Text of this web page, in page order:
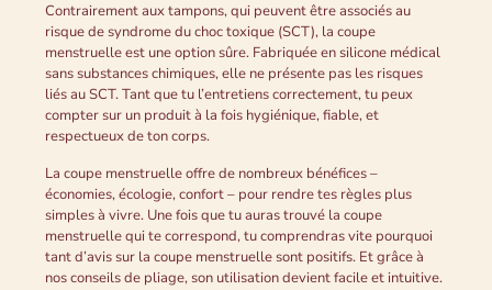
Contrairement aux tampons, qui peuvent être associés au
risque de syndrome du choc toxique (SCT), la coupe
menstruelle est une option sûre. Fabriquée en silicone médical
sans substances chimiques, elle ne présente pas les risques
liés au SCT. Tant que tu l’entretiens correctement, tu peux
compter sur un produit à la fois hygiénique, fiable, et
respectueux de ton corps.
La coupe menstruelle offre de nombreux bénéfices –
économies, écologie, confort – pour rendre tes règles plus
simples à vivre. Une fois que tu auras trouvé la coupe
menstruelle qui te correspond, tu comprendras vite pourquoi
tant d’avis sur la coupe menstruelle sont positifs. Et grâce à
nos conseils de pliage, son utilisation devient facile et intuitive.